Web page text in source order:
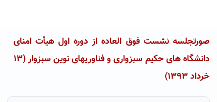
صورتجلسه نشست فوق العاده از دوره اول هیأت امنای
دانشگاه های حکیم سبزواری و فناوریهای نوین سبزوار (۱۳
خرداد ۱۳۹۳)